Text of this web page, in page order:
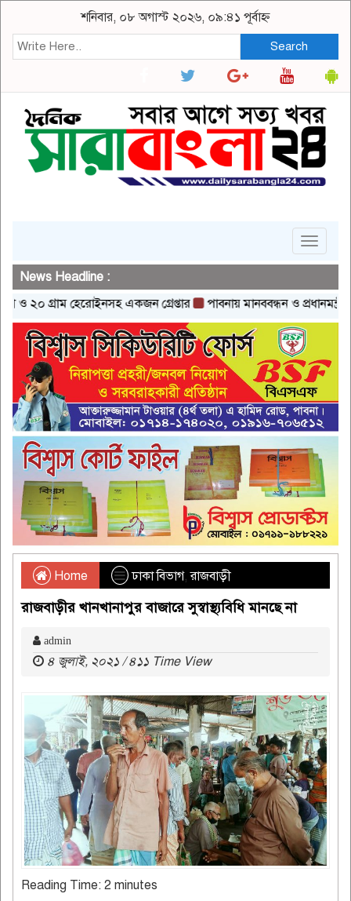
শনিবার, ০৮ অগাস্ট ২০২৬, ০৯:৪১ পূর্বাহ্ন
Search
Toggle
News Headline :
গ্রাম হেরোইনসহ একজন গ্রেপ্তার
পাবনায় মানববন্ধন ও প্রধানমন্ত্রীর
Home ঢাকা বিভাগ,রাজবাড়ী
রাজবাড়ীর খানখানাপুর বাজারে সুস্বাস্থ্যবিধি মানছে না
admin
৪ জুলাই, ২০২১ / ৪১১ Time View
Reading Time: 2 minutes